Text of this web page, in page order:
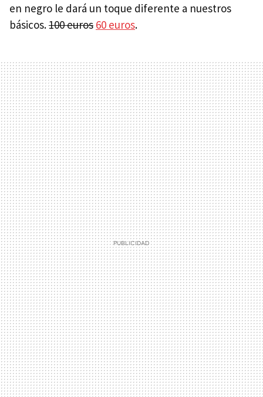
en negro le dará un toque diferente a nuestros
básicos.100 euros 60 euros.